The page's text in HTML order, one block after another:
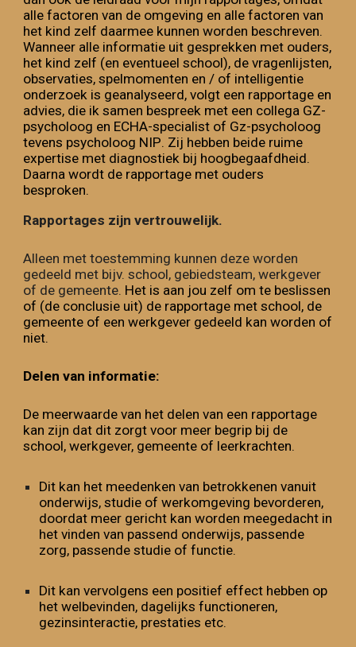
alle factoren van de omgeving en alle factoren van
het kind zelf daarmee kunnen worden beschreven.
Wanneer alle informatie uit gesprekken met ouders,
het kind zelf (en eventueel school), de vragenlijsten,
observaties, spelmomenten en / of intelligentie
onderzoek is geanalyseerd, volgt een rapportage en
advies, die ik samen bespreek met een collega GZ-
psycholoog en ECHA-specialist of Gz-psycholoog
tevens psycholoog NIP. Zij hebben beide ruime
expertise met diagnostiek bij hoogbegaafdheid.
Daarna wordt de rapportage met ouders
besproken.
Rapportages zijn vertrouwelijk.
Alleen met toestemming kunnen deze worden
gedeeld met bijv. school, gebiedsteam, werkgever
of de gemeente. Het is aan jou zelf om te beslissen
of (de conclusie uit) de rapportage met school, de
gemeente of een werkgever gedeeld kan worden of
niet.
Delen van informatie:
De meerwaarde van het delen van een rapportage
kan zijn dat dit zorgt voor meer begrip bij de
school, werkgever, gemeente of leerkrachten.
Dit kan het meedenken van betrokkenen vanuit
onderwijs, studie of werkomgeving bevorderen,
doordat meer gericht kan worden meegedacht in
het vinden van passend onderwijs, passende
zorg, passende studie of functie.
Dit kan vervolgens een positief effect hebben op
het welbevinden, dagelijks functioneren,
gezinsinteractie, prestaties etc.